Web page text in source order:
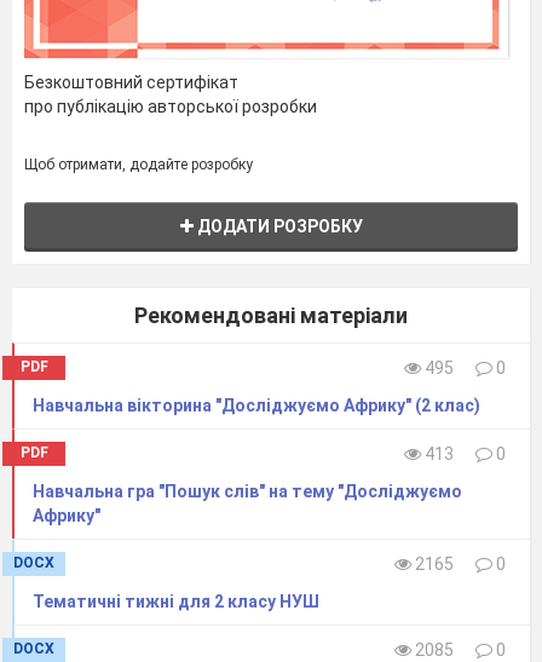
Безкоштовний сертифікат
про публікацію авторської розробки
Щоб отримати, додайте розробку
ДОДАТИ РОЗРОБКУ
Рекомендовані матеріали
PDF 495
0
Навчальна вікторина "Досліджуємо Африку" (2 клас)
PDF 413
0
Навчальна гра "Пошук слів" на тему "Досліджуємо
Африку"
DOCX 2165
0
Тематичні тижні для 2 класу НУШ
DOCX 2085
0